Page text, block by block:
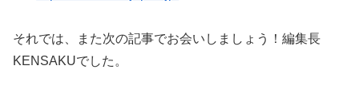
それでは、また次の記事でお会いしましょう！編集長
KENSAKUでした。